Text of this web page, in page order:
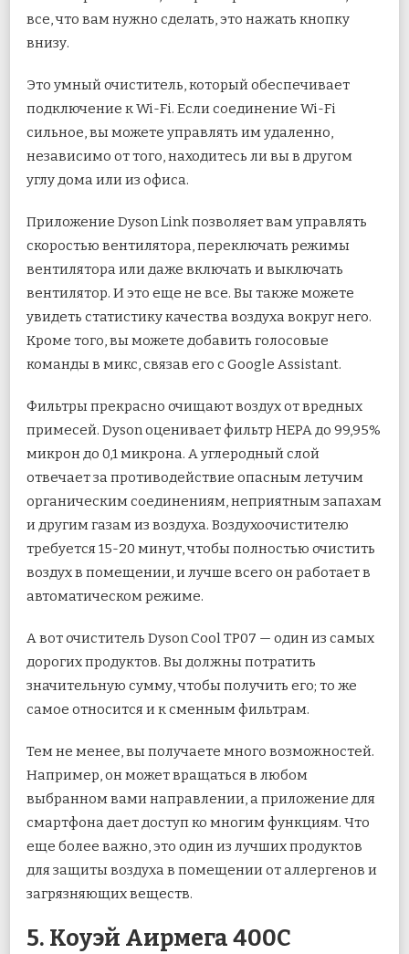
все, что вам нужно сделать, это нажать кнопку
внизу.
Это умный очиститель, который обеспечивает
подключение к Wi-Fi. Если соединение Wi-Fi
сильное, вы можете управлять им удаленно,
независимо от того, находитесь ли вы в другом
углу дома или из офиса.
Приложение Dyson Link позволяет вам управлять
скоростью вентилятора, переключать режимы
вентилятора или даже включать и выключать
вентилятор. И это еще не все. Вы также можете
увидеть статистику качества воздуха вокруг него.
Кроме того, вы можете добавить голосовые
команды в микс, связав его с Google Assistant.
Фильтры прекрасно очищают воздух от вредных
примесей. Dyson оценивает фильтр HEPA до 99,95%
микрон до 0,1 микрона. А углеродный слой
отвечает за противодействие опасным летучим
органическим соединениям, неприятным запахам
и другим газам из воздуха. Воздухоочистителю
требуется 15-20 минут, чтобы полностью очистить
воздух в помещении, и лучше всего он работает в
автоматическом режиме.
А вот очиститель Dyson Cool TP07 — один из самых
дорогих продуктов. Вы должны потратить
значительную сумму, чтобы получить его; то же
самое относится и к сменным фильтрам.
Тем не менее, вы получаете много возможностей.
Например, он может вращаться в любом
выбранном вами направлении, а приложение для
смартфона дает доступ ко многим функциям. Что
еще более важно, это один из лучших продуктов
для защиты воздуха в помещении от аллергенов и
загрязняющих веществ.
5. Коуэй Аирмега 400С